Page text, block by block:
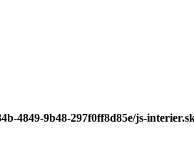
4849-9b48-297f0ff8d85e/js-